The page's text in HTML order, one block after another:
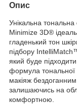
Опис
Унікальна
Minimize 3D®
гладенький тон
підбору
який буде
формула тональної
макіяж
залишаючись на
комфортною.